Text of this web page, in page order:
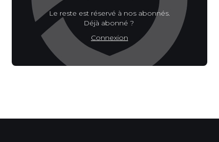
Le reste est réservé à nos abonnés.
Déjà abonné ?
Connexion